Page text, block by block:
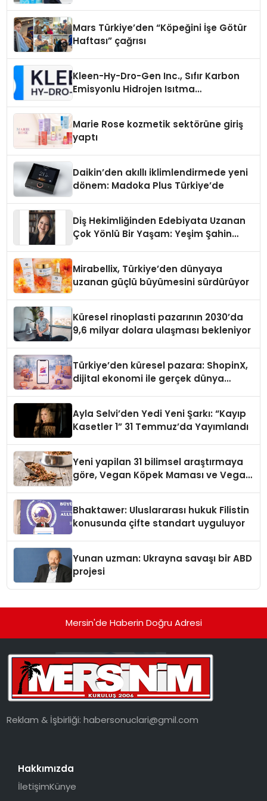
Mars Türkiye’den “Köpeğini İşe Götür
Haftası” çağrısı
Kleen-Hy-Dro-Gen Inc., Sıfır Karbon
Emisyonlu Hidrojen Isıtma
Marie Rose kozmetik sektörüne giriş
yaptı
Daikin’den akıllı iklimlendirmede yeni
dönem: Madoka Plus Türkiye’de
Diş Hekimliğinden Edebiyata Uzanan
Çok Yönlü Bir Yaşam: Yeşim Şahin
Mirabellix, Türkiye’den dünyaya
uzanan güçlü büyümesini sürdürüyor
Küresel rinoplasti pazarının 2030’da
9,6 milyar dolara ulaşması bekleniyor
Türkiye’den küresel pazara: ShopinX,
dijital ekonomi ile gerçek dünya
Ayla Selvi’den Yedi Yeni Şarkı: “Kayıp
Kasetler 1” 31 Temmuz’da Yayımlandı
Yeni yapilan 31 bilimsel araştırmaya
göre, Vegan Köpek Maması ve Vegan
Bhaktawer: Uluslararası hukuk Filistin
konusunda çifte standart uyguluyor
Yunan uzman: Ukrayna savaşı bir ABD
projesi
Mersin'de Haberin Doğru Adresi
Reklam & İşbirliği:habersonuclari@gmil.com
Hakkımızda
İletişimKünye